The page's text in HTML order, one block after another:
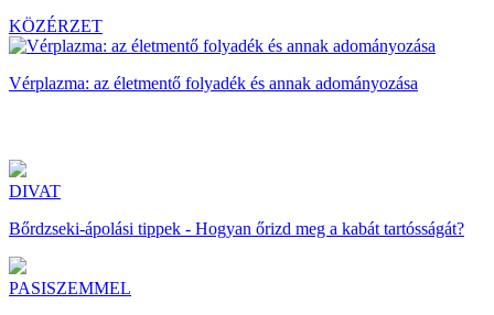
KÖZÉRZET
Vérplazma: az életmentő folyadék és annak adományozása
DIVAT
Bőrdzseki-ápolási tippek - Hogyan őrizd meg a kabát tartósságát?
PASISZEMMEL